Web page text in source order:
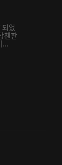
었
첸판
...